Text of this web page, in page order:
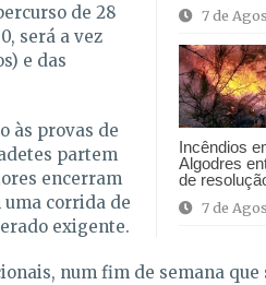
7 de
Incêndios
Algodres
de
7 de
de 28
será a vez
e das
às provas de
partem
encerram
uma corrida de
exigente.
num fim de semana que